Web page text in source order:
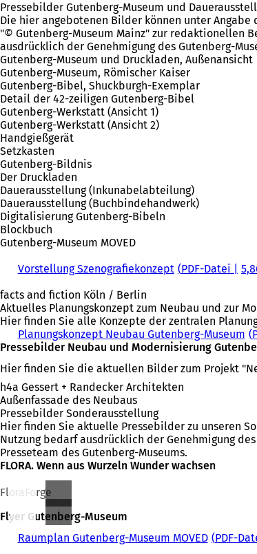
Pressebilder Gutenberg-Museum und
Die hier angebotenen Bilder können unter Angabe
"© Gutenberg-Museum Mainz" zur redaktionellen
ausdrücklich der Genehmigung des Gutenberg-
Gutenberg-Museum und Druckladen, Außenansicht
Gutenberg-Museum, Römischer Kaiser
Gutenberg-Bibel, Shuckburgh-Exemplar
Detail der 42-zeiligen Gutenberg-Bibel
Gutenberg-Werkstatt (Ansicht 1)
Gutenberg-Werkstatt (Ansicht 2)
Handgießgerät
Setzkasten
Gutenberg-Bildnis
Der Druckladen
Dauerausstellung (Inkunabelabteilung)
Dauerausstellung (Buchbindehandwerk)
Digitalisierung Gutenberg-Bibeln
Blockbuch
Gutenberg-Museum MOVED
Vorstellung Szenografiekonzept PDF-Datei
facts and fiction Köln / Berlin
Aktuelles Planungskonzept zum Neubau und zur
Hier finden Sie alle Konzepte der zentralen
Planungskonzept Neubau Gutenberg-Museum
Pressebilder Neubau und Modernisierung
Hier finden Sie die aktuellen Bilder zum Projekt
h4a Gessert + Randecker Architekten
Außenfassade des Neubaus
Pressebilder Sonderausstellung
Hier finden Sie aktuelle Pressebilder zu unseren
Nutzung bedarf ausdrücklich der Genehmigung
Presseteam des Gutenberg-Museums.
FLORA. Wenn aus Wurzeln Wunder wachsen
FloraForge
Flyer Gutenberg-Museum
Raumplan Gutenberg-Museum MOVED PDF-